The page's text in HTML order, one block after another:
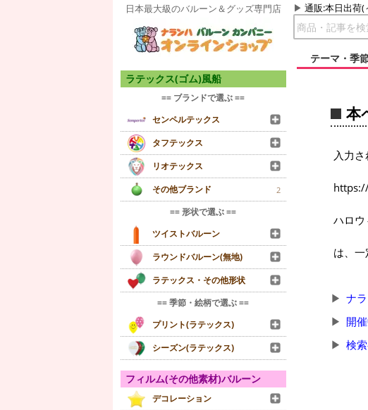
日本最大級のバルーン＆グッズ専門店 通販:本日出荷(
テーマ・季
ラテックス(ゴム)風船
== ブランドで選ぶ ==
センペルテックス
タフテックス
リオテックス
その他ブランド
2
== 形状で選ぶ ==
ツイストバルーン
ラウンドバルーン(無地)
ラテックス・その他形状
== 季節・絵柄で選ぶ ==
プリント(ラテックス)
シーズン(ラテックス)
フィルム(その他素材)バルーン
デコレーション
本
入力
ハロ
は、
ナ
開
検